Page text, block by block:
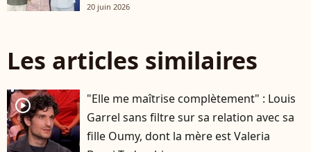
20 juin 2026
Les articles similaires
player2
"Elle me maîtrise complètement" : Louis
Garrel sans filtre sur sa relation avec sa
fille Oumy, dont la mère est Valeria